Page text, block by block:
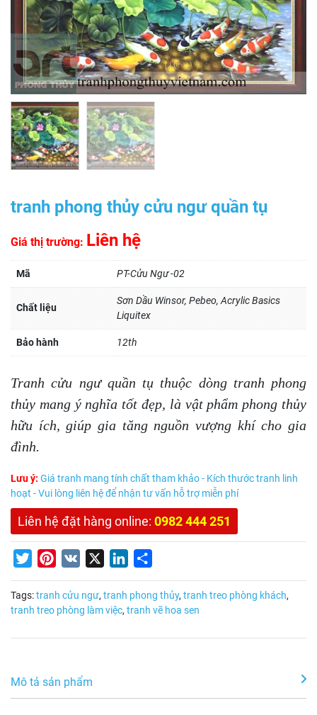
tranh phong thủy cửu ngư quần tụ
Giá thị trường: Liên hệ
Mã PT-Cửu Ngư -02
Chất liệu
Sơn Dầu Winsor, Pebeo, Acrylic Basics
Liquitex
Bảo hành 12th
Tranh cửu ngư quần tụ thuộc dòng tranh phong
thủy mang ý nghĩa tốt đẹp, là vật phẩm phong thủy
hữu ích, giúp gia tăng nguồn vượng khí cho gia
đình.
Lưu ý: Giá tranh mang tính chất tham khảo - Kích thước tranh linh
hoạt - Vui lòng liên hệ để nhận tư vấn hỗ trợ miễn phí
Liên hệ đặt hàng online: 0982 444 251
TwitterPinterest
VK LinkedIn
Tags:tranh cửu ngư, tranh phong thủy, tranh treo phòng khách,
tranh treo phòng làm việc, tranh vẽ hoa sen
Mô tả sản phẩm